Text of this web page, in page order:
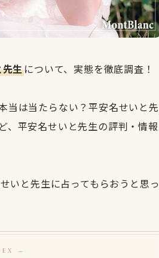
生について、実態を徹底調査！
当は当たらない？平安名せいと先
、平安名せいと先生の評判・情報
いと先生に占ってもらおうと思っ
—